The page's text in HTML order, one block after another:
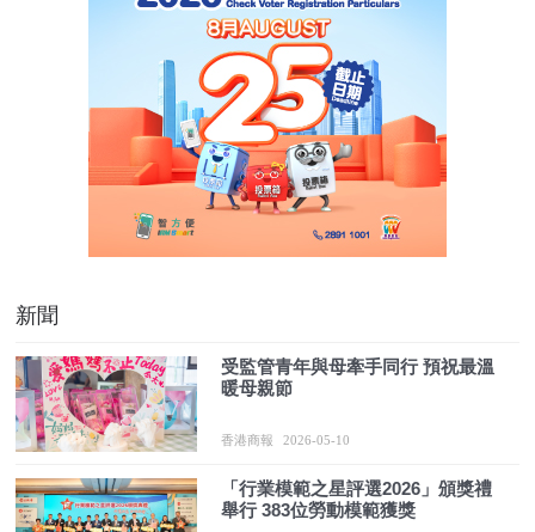
新聞
受監管青年與母牽手同行 預祝最溫
暖母親節
香港商報 2026-05-10
「行業模範之星評選2026」頒獎禮
舉行 383位勞動模範獲獎